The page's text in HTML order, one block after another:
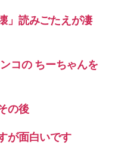
」読みごたえが凄
コの ちーちゃんを
の後
が面白いです